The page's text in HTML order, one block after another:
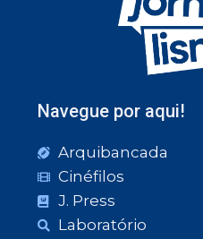
Navegue por aqui!
Arquibancada
Cinéfilos
J. Press
Laboratório